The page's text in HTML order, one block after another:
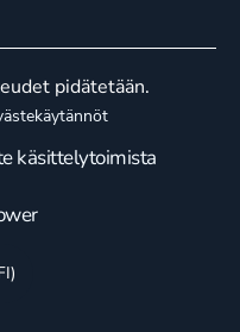
pidätetään.
käsittelytoimista